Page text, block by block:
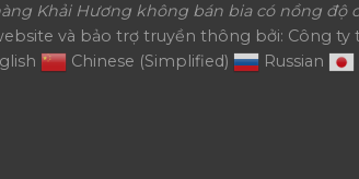
Khải Hương không bán bia có nồng độ
và bảo trợ truyền thông bởi: Công ty
Chinese (Simplified) Russian